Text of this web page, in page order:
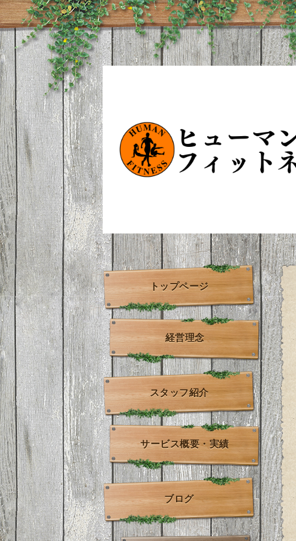
トップページ
経営理念
スタッフ紹介
サービス概要・実績
ブログ